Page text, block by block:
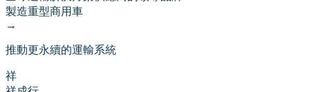
製造重型商用車
→
推動更永續的運輸系統
祥